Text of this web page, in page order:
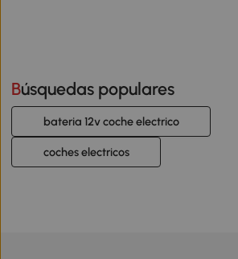
Búsquedas populares
bateria 12v coche electrico
coches electricos